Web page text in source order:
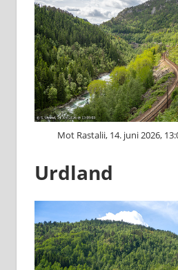
Mot Rastalii, 14. juni 2026,
Urdland